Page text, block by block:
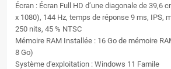
Écran : Écran Full HD d’une diagonale de 39,6
x 1080), 144 Hz, temps de réponse 9 ms, IPS,
250 nits, 45 % NTSC
Mémoire RAM Installée : 16 Go de mémoire
8 Go)
Système d'exploitation : Windows 11 Famile